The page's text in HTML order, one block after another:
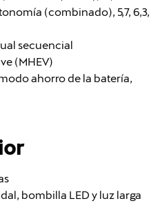
(combinado), 5,7, 6,3,
secuencial
(MHEV)
ahorro de la batería,
bombilla LED y luz larga